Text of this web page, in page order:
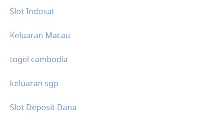
Slot Indosat
Keluaran Macau
togel cambodia
keluaran sgp
Slot Deposit Dana